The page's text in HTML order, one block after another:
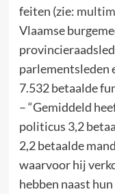
feiten (zie:
Vlaamse
parlementsleden
7.532 betaalde
– “Gemiddeld
politicus 3,2
2,2 betaalde
waarvoor hij
hebben naast